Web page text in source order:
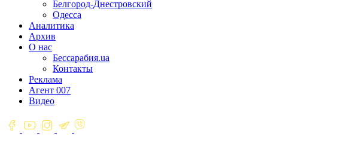
Белгород-Днестровский
Одесса
Аналитика
Архив
О нас
Бессарабия.ua
Контакты
Реклама
Агент 007
Видео